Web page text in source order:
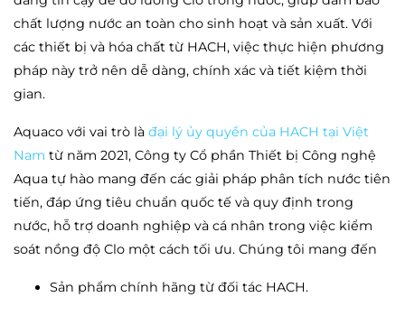
chất lượng nước an toàn cho sinh hoạt và sản xuất. Với
các thiết bị và hóa chất từ HACH, việc thực hiện phương
pháp này trở nên dễ dàng, chính xác và tiết kiệm thời
gian.
Aquaco với vai trò là đại lý ủy quyền của HACH tại Việt
Nam từ năm 2021, Công ty Cổ phần Thiết bị Công nghệ
Aqua tự hào mang đến các giải pháp phân tích nước tiên
tiến, đáp ứng tiêu chuẩn quốc tế và quy định trong
nước, hỗ trợ doanh nghiệp và cá nhân trong việc kiểm
soát nồng độ Clo một cách tối ưu. Chúng tôi mang đến
Sản phẩm chính hãng từ đối tác HACH.